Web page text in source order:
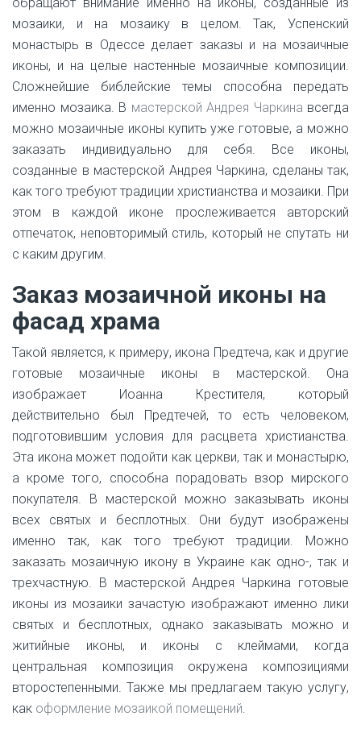
мозаики, и на мозаику в целом. Так, Успенский
монастырь в Одессе делает заказы и на мозаичные
иконы, и на целые настенные мозаичные композиции.
Сложнейшие библейские темы способна передать
именно мозаика. В мастерской Андрея Чаркина всегда
можно мозаичные иконы купить уже готовые, а можно
заказать индивидуально для себя. Все иконы,
созданные в мастерской Андрея Чаркина, сделаны так,
как того требуют традиции христианства и мозаики. При
этом в каждой иконе прослеживается авторский
отпечаток, неповторимый стиль, который не спутать ни
с каким другим.
Заказ мозаичной иконы на
фасад храма
Такой является, к примеру, икона Предтеча, как и другие
готовые мозаичные иконы в мастерской. Она
изображает Иоанна Крестителя, который
действительно был Предтечей, то есть человеком,
подготовившим условия для расцвета христианства.
Эта икона может подойти как церкви, так и монастырю,
а кроме того, способна порадовать взор мирского
покупателя. В мастерской можно заказывать иконы
всех святых и бесплотных. Они будут изображены
именно так, как того требуют традиции. Можно
заказать мозаичную икону в Украине как одно-, так и
трехчастную. В мастерской Андрея Чаркина готовые
иконы из мозаики зачастую изображают именно лики
святых и бесплотных, однако заказывать можно и
житийные иконы, и иконы с клеймами, когда
центральная композиция окружена композициями
второстепенными. Также мы предлагаем такую услугу,
как оформление мозаикой помещений.